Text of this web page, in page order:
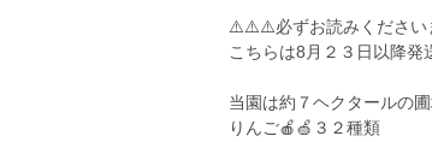
⚠️⚠️⚠️必ずお読みくださ
こちらは8月２３日以降発
当園は約７ヘクタールの
りんご🍎🍏３２種類